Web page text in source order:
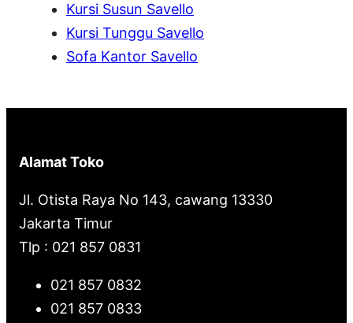
Kursi Susun Savello
Kursi Tunggu Savello
Sofa Kantor Savello
Alamat Toko
Jl. Otista Raya No 143, cawang 13330
Jakarta Timur
Tlp : 021 857 0831
021 857 0832
021 857 0833